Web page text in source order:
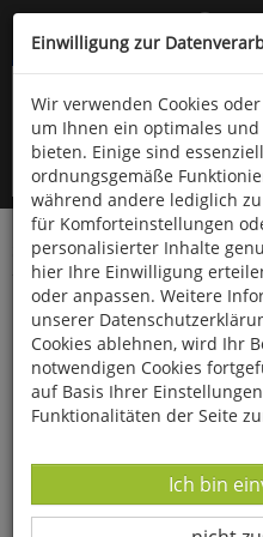
Kompletten Head der
oder
Startseite Bücher
Was Frauen im
Einwilligung zur
Wir verwenden Cookies
um Ihnen ein optimales
bieten. Einige sind
ordnungsgemäße
während andere lediglich
für Komforteinstellungen
personalisierter Inhalte
hier Ihre Einwilligung
oder anpassen. Weitere
unserer
Cookies ablehnen, wird Ihr
notwendigen Cookies
auf Basis Ihrer
Funktionalitäten der Seite
Ich bin